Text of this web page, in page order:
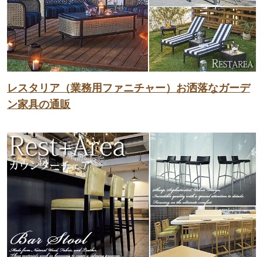
レスタリア（業務用ファニチャー）お洒落なガーデ
ン家具の通販